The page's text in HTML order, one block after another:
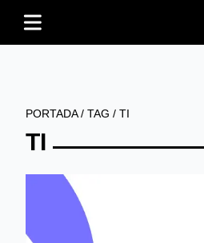
PORTADA/ TAG / TI
TI